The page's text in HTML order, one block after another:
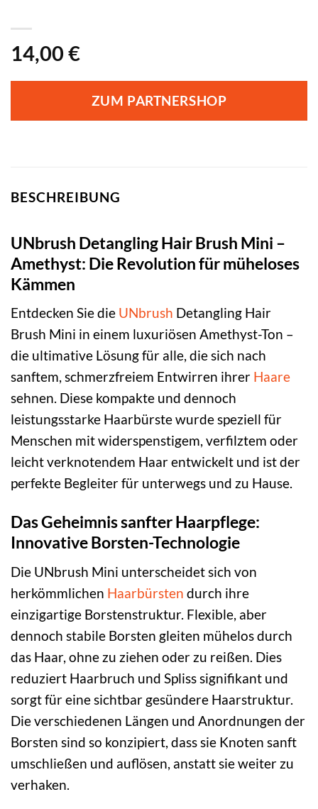
14,00 €
ZUM PARTNERSHOP
BESCHREIBUNG
UNbrush Detangling Hair Brush Mini –
Amethyst: Die Revolution für müheloses
Kämmen
Entdecken Sie die UNbrush Detangling Hair
Brush Mini in einem luxuriösen Amethyst-Ton –
die ultimative Lösung für alle, die sich nach
sanftem, schmerzfreiem Entwirren ihrer Haare
sehnen. Diese kompakte und dennoch
leistungsstarke Haarbürste wurde speziell für
Menschen mit widerspenstigem, verfilztem oder
leicht verknotendem Haar entwickelt und ist der
perfekte Begleiter für unterwegs und zu Hause.
Das Geheimnis sanfter Haarpflege:
Innovative Borsten-Technologie
Die UNbrush Mini unterscheidet sich von
herkömmlichen Haarbürsten durch ihre
einzigartige Borstenstruktur. Flexible, aber
dennoch stabile Borsten gleiten mühelos durch
das Haar, ohne zu ziehen oder zu reißen. Dies
reduziert Haarbruch und Spliss signifikant und
sorgt für eine sichtbar gesündere Haarstruktur.
Die verschiedenen Längen und Anordnungen der
Borsten sind so konzipiert, dass sie Knoten sanft
umschließen und auflösen, anstatt sie weiter zu
verhaken.